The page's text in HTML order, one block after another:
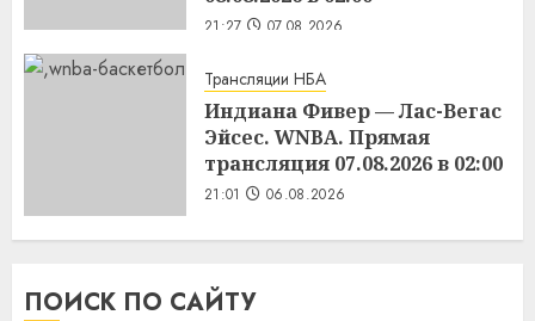
21:27 07.08.2026
Трансляции НБА
Индиана Фивер — Лас-Вегас
Эйсес. WNBA. Прямая
трансляция 07.08.2026 в 02:00
21:01 06.08.2026
ПОИСК ПО САЙТУ